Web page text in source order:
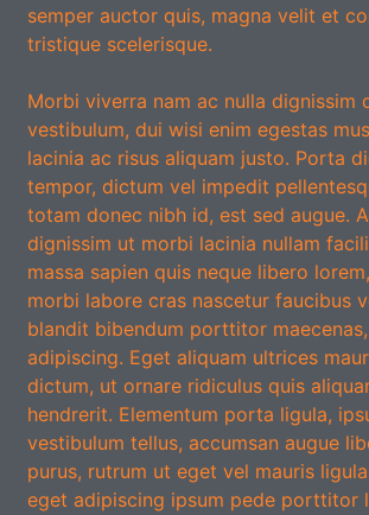
semper auctor quis, magna velit et
tristique scelerisque.
Morbi viverra nam ac nulla dignissim
vestibulum, dui wisi enim egestas
lacinia ac risus aliquam justo. Porta
tempor, dictum vel impedit
totam donec nibh id, est sed augue.
dignissim ut morbi lacinia nullam
massa sapien quis neque libero
morbi labore cras nascetur faucibus
blandit bibendum porttitor
adipiscing. Eget aliquam ultrices
dictum, ut ornare ridiculus quis
hendrerit. Elementum porta ligula,
vestibulum tellus, accumsan augue
purus, rutrum ut eget vel mauris
eget adipiscing ipsum pede porttitor